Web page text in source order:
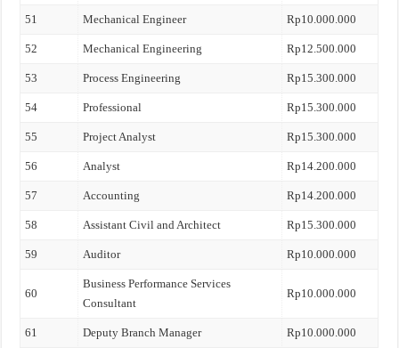
51 Mechanical Engineer Rp10.000.000
52 Mechanical Engineering Rp12.500.000
53 Process Engineering Rp15.300.000
54 Professional Rp15.300.000
55 Project Analyst Rp15.300.000
56 Analyst Rp14.200.000
57 Accounting Rp14.200.000
58 Assistant Civil and Architect Rp15.300.000
59 Auditor Rp10.000.000
60
Business Performance Services
Consultant
Rp10.000.000
61 Deputy Branch Manager Rp10.000.000